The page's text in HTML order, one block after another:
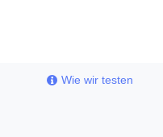
Wie wir testen